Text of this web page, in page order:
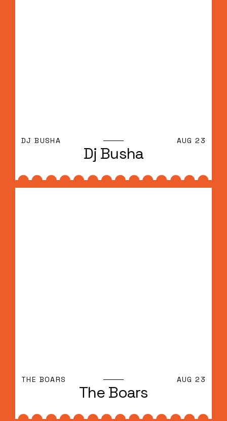
DJ BUSHA AUG 23
Dj Busha
Dj Busha
THE BOARS AUG 23
The Boars
The Boars